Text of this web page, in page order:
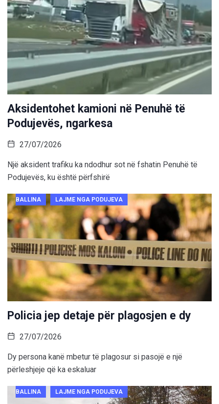
Aksidentohet kamioni në Penuhë të
Podujevës, ngarkesa
27/07/2026
Një aksident trafiku ka ndodhur sot në fshatin Penuhë të
Podujevës, ku është përfshirë
BALLINA LAJME NGA PODUJEVA
Policia jep detaje për plagosjen e dy
27/07/2026
Dy persona kanë mbetur të plagosur si pasojë e një
përleshjeje që ka eskaluar
BALLINA LAJME NGA PODUJEVA